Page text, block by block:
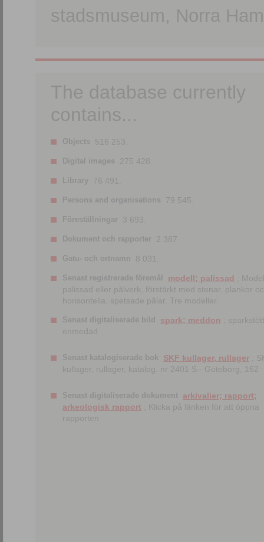
stadsmuseum, Norra
The database currently
contains...
Objects 516 253.
Digital images 275 428.
Library 76 491.
Persons and organisations 79 545.
Föreställningar 3 693.
Dokument och rapporter 2 387.
Gatu- och ortnamn 8 031.
Senast registrerade föremål modell; palissad
;
palissad eller pålverk, förstärkt med stenar, plankor
horisontella, spetsade pålar. Tre modeller.
Senast digitaliserade bild spark; meddon ;
enmedad
Senast katalogiserade bok SKF kullager, rullager ;
kullager, rullager, katalog. nr 2401 S.- Göteborg, 162
Senast digitaliserade dokument arkivalier; rapport;
arkeologisk rapport ; Klicka på länken för att öppna
rapporten